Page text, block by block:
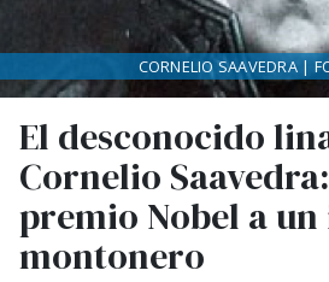
El desconocido
Cornelio
premio Nobel a
montonero
CORNELIO SAAVEDRA |